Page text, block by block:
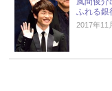
ふれる銀
2017年11